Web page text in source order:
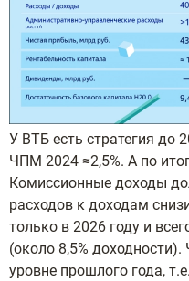
У ВТБ есть стратегия до
ЧПМ 2024 ≈2,5%. А по
Комиссионные доходы
расходов к доходам
только в 2026 году и
(около 8,5%
уровне прошлого года,